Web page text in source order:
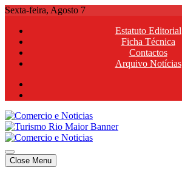
Skip
content
Sexta-feira, Agosto 7
Estatuto Editorial
Ficha Técnica
Contactos
Arquivo Notícias
Comercio e Noticias
Notícias e Publicidade Online
Comercio e Noticias
Notícias e Publicidade Online
Close Menu